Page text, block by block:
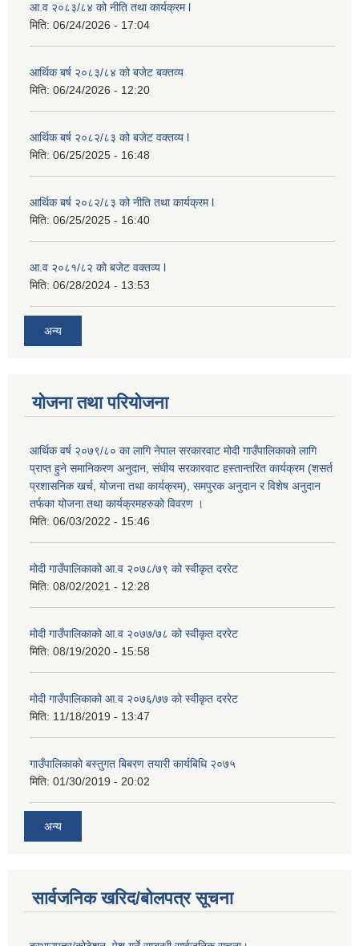
आ.व २०८३/८४ को नीति तथा कार्यक्रम l
मिति: 06/24/2026 - 17:04
आर्थिक बर्ष २०८३/८४ को बजेट बक्तव्य
मिति: 06/24/2026 - 12:20
आर्थिक बर्ष २०८२/८३ को बजेट वक्तव्य l
मिति: 06/25/2025 - 16:48
आर्थिक बर्ष २०८२/८३ को नीति तथा कार्यक्रम l
मिति: 06/25/2025 - 16:40
आ.व २०८१/८२ को बजेट वक्तव्य l
मिति: 06/28/2024 - 13:53
अन्य
योजना तथा परियोजना
आर्थिक वर्ष २०७९/८० का लागि नेपाल सरकारवाट मोदी गाउँपालिकाको लागि
प्राप्त हुने समानिकरण अनुदान, संघीय सरकारवाट हस्तान्तरित कार्यक्रम (शसर्त
प्रशासनिक खर्च, योजना तथा कार्यक्रम), समपुरक अनुदान र विशेष अनुदान
तर्फका योजना तथा कार्यक्रमहरुको विवरण ।
मिति: 06/03/2022 - 15:46
मोदी गाउँपालिकाको आ.व २०७८/७९ को स्वीकृत दररेट
मिति: 08/02/2021 - 12:28
मोदी गाउँपालिकाको आ.व २०७७/७८ को स्वीकृत दररेट
मिति: 08/19/2020 - 15:58
मोदी गाउँपालिकाको आ.व २०७६/७७ को स्वीकृत दररेट
मिति: 11/18/2019 - 13:47
गाउँपालिकाको बस्तुगत बिबरण तयारी कार्यबिधि २०७५
मिति: 01/30/2019 - 20:02
अन्य
सार्वजनिक खरिद/बोलपत्र सूचना